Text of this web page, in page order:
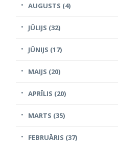
AUGUSTS (4)
JŪLIJS (32)
JŪNIJS (17)
MAIJS (20)
APRĪLIS (20)
MARTS (35)
FEBRUĀRIS (37)